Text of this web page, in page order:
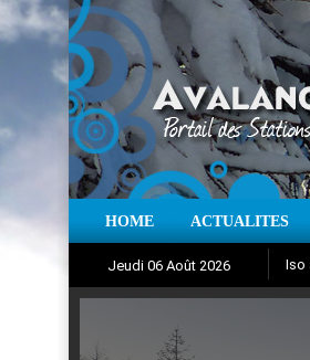
HOME ACTUALITES
Jeudi 06 Août 2026 Iso